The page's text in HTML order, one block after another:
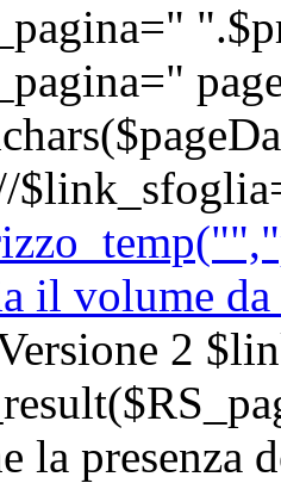
il volume
2
la presenza